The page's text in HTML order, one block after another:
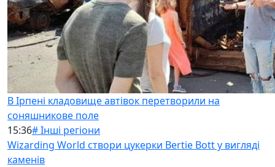
В Ірпені кладовище автівок перетворили на
соняшникове поле
15:36# Інші регіони
Wizarding World створи цукерки Bertie Bott у вигляді
каменів